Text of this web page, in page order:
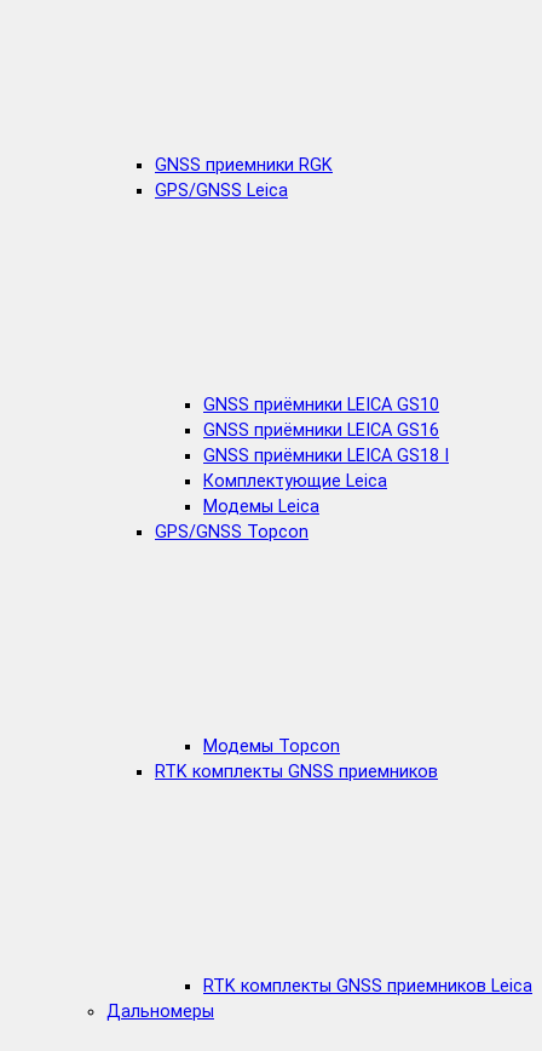
GNSS приемники RGK
GPS/GNSS Leica
GNSS приёмники LEICA GS10
GNSS приёмники LEICA GS16
GNSS приёмники LEICA GS18 I
Комплектующие Leica
Модемы Leica
GPS/GNSS Topcon
Модемы Topcon
RTK комплекты GNSS приемников
RTK комплекты GNSS приемников Leica
Дальномеры